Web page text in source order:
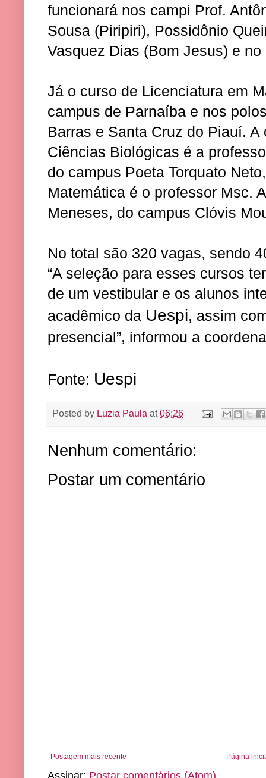
funcionará nos campi Prof.
Sousa (Piripiri), Possidônio
Vasquez Dias (Bom Jesus) e
Já o curso de Licenciatura em
campus de Parnaíba e nos
Barras e Santa Cruz do Piauí.
Ciências Biológicas é a
do campus Poeta Torquato
Matemática é o professor Msc.
Meneses, do campus Clóvis
No total são 320 vagas, sendo
“A seleção para esses cursos
de um vestibular e os alunos
acadêmico da Uespi, assim
presencial”, informou a
Fonte: Uespi
Posted by Luzia Paula at06:26
Nenhum comentário:
Postar um comentário
Postagem mais recente Página